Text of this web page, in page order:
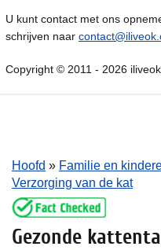
U kunt contact met ons
schrijven naar
Copyright © 2011 - 2026
Hoofd » Familie en
Verzorging van de kat
Gezonde